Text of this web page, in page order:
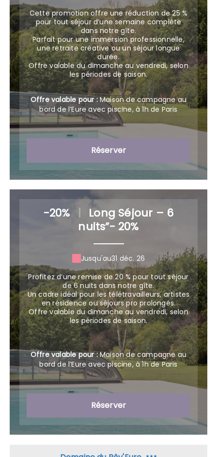
Cette promotion offre une réduction de 25 %
pour tout séjour d’une semaine complète
dans notre gîte.
Parfait pour une immersion professionnelle,
une retraite créative ou un séjour longue
durée.
Offre valable du dimanche au vendredi, selon
les périodes de saison.
Offre valable pour :Maison de campagne au
bord de l’Eure avec piscine, à 1h de Paris
Réserver
-20%
Long Séjour – 6
nuits”- 20%
Jusqu'au31 déc. 26
Profitez d’une remise de 20 % pour tout séjour
de 6 nuits dans notre gîte.
Un cadre idéal pour les télétravailleurs, artistes
en résidence ou séjours pro prolongés.
Offre valable du dimanche au vendredi, selon
les périodes de saison.
Offre valable pour :Maison de campagne au
bord de l’Eure avec piscine, à 1h de Paris
Réserver